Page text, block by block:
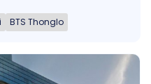
BTS Thonglo